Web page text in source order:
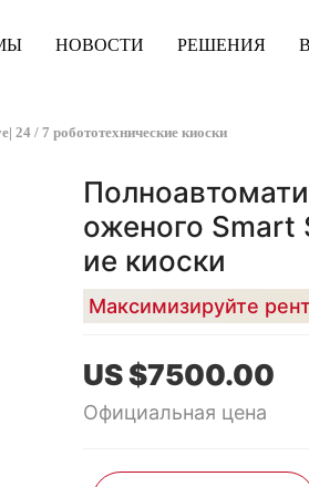
НОВОСТИ РЕШЕНИЯ
24 / 7 робототехнические киоски
оженого Smart
ие киоски
US $7500.00
Официальная цена